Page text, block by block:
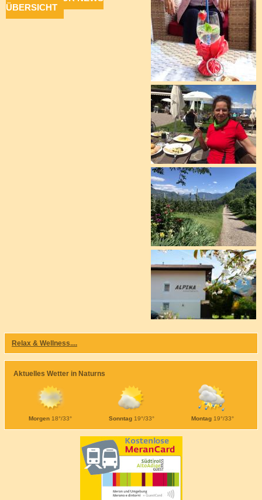
ÜBERSICHT
Relax & Wellness....
Aktuelles Wetter in Naturns
Morgen 18°/33° Sonntag19°/33° Montag19°/33°